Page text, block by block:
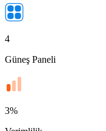
4
Güneş Paneli
3%